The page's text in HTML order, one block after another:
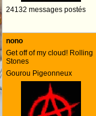
24132 messages postés
nono
Get off of my cloud! Rolling
Stones
Gourou Pigeonneux